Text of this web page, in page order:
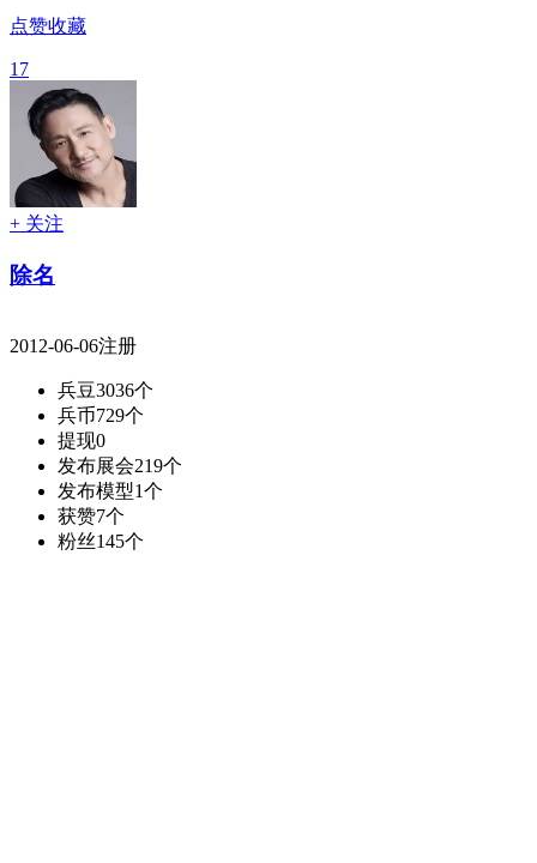
点赞收藏
17
+ 关注
除名
2012-06-06注册
兵豆3036个
兵币729个
提现0
发布展会219个
发布模型1个
获赞7个
粉丝145个